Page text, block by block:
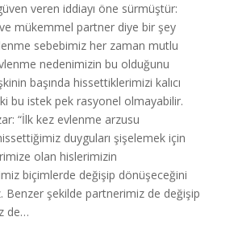
veren iddiayı öne sürmüştür:
mükemmel partner diye bir şey
sebebimiz her zaman mutlu
nedenimizin bu olduğunu
başında hissettiklerimizi kalıcı
ki bu istek pek rasyonel olmayabilir.
“İlk kez evlenme arzusu
duyguları şişelemek için
olan hislerimizin
biçimlerde değişip dönüşeceğini
Benzer şekilde partnerimiz de değişip
de…